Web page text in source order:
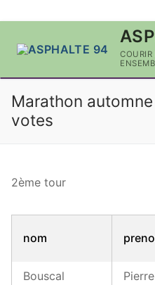
COURIR
Marathon
votes
2ème tour
nom
Bouscal